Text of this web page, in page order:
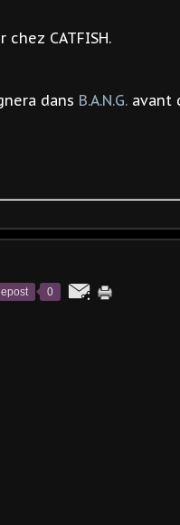
CATFISH.
dans B.A.N.G. avant
0